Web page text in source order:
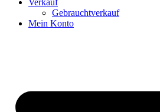
Verkauf
Gebrauchtverkauf
Mein Konto